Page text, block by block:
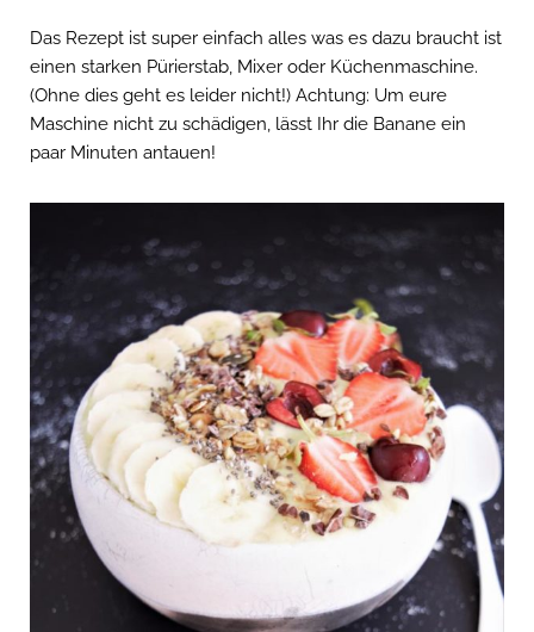
Das Rezept ist super einfach alles was es dazu braucht ist
einen starken Pürierstab, Mixer oder Küchenmaschine.
(Ohne dies geht es leider nicht!) Achtung: Um eure
Maschine nicht zu schädigen, lässt Ihr die Banane ein
paar Minuten antauen!